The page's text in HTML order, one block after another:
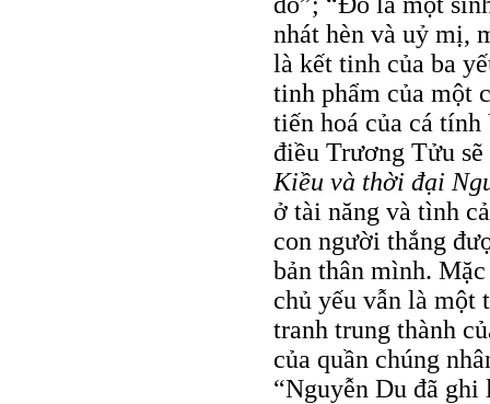
nhát hèn và uỷ mị,
là kết tinh của ba
tinh phẩm của một
tiến hoá của cá
điều Trương Tửu
Kiều và thời đại
ở tài năng và tình
con người thắng
bản thân mình.
chủ yếu vẫn là một
tranh trung thành
của quần chúng
“Nguyễn Du đã